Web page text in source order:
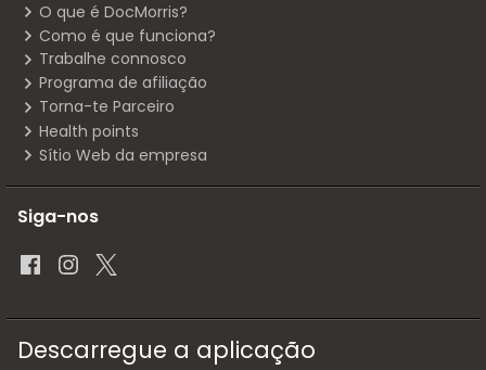
O que é DocMorris?
Como é que funciona?
Trabalhe connosco
Programa de afiliação
Torna-te Parceiro
Health points
Sítio Web da empresa
Siga-nos
Descarregue a aplicação